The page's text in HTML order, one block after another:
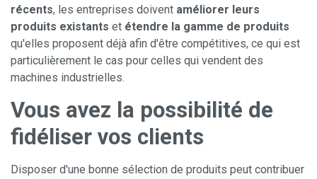
récents, les entreprises doivent améliorer leurs
produits existants et étendre la gamme de produits
qu'elles proposent déjà afin d'être compétitives, ce qui est
particulièrement le cas pour celles qui vendent des
machines industrielles.
Vous avez la possibilité de
fidéliser vos clients
Disposer d'une bonne sélection de produits peut contribuer